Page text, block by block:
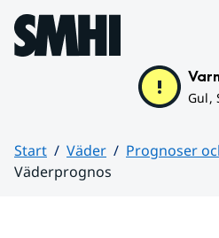
Hoppa till sidans innehåll
Gul,
Start Väder
Prognoser
Väderprognos